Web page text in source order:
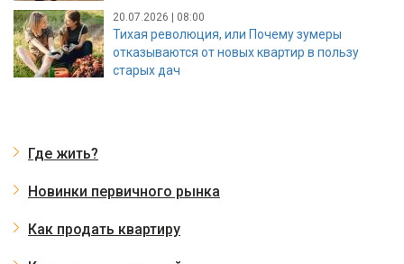
20.07.2026 | 08:00
Тихая революция, или Почему зумеры
отказываются от новых квартир в пользу
старых дач
Где жить?
Новинки первичного рынка
Как продать квартиру